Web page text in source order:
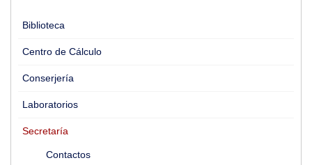
Biblioteca
Centro de Cálculo
Conserjería
Laboratorios
Secretaría
Contactos